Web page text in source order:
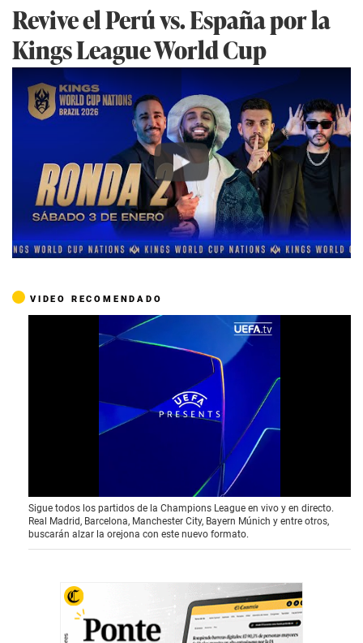
Revive el Perú vs. España por la
Kings League World Cup
Play
VIDEO RECOMENDADO
0
o
f
3
9
Sigue todos los partidos de la Champions League en vivo y en directo.
Real Madrid, Barcelona, Manchester City, Bayern Múnich y entre otros,
buscarán alzar la orejona con este nuevo formato.